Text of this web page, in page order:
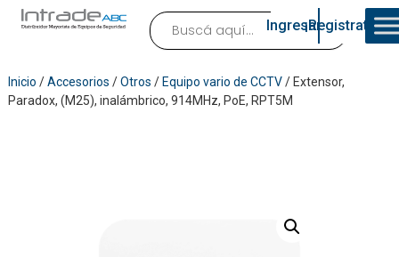
Ingresar¡Registrate!
Inicio /Accesorios /Otros / Equipo vario de CCTV/ Extensor,
Paradox, (M25), inalámbrico, 914MHz, PoE, RPT5M